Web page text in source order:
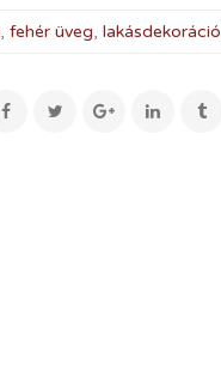
,fehér üveg,lakásdekoráció